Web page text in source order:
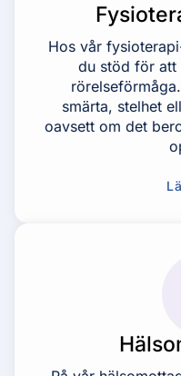
Hos vår
du stöd för att
smärta, stelhet
oavsett om det